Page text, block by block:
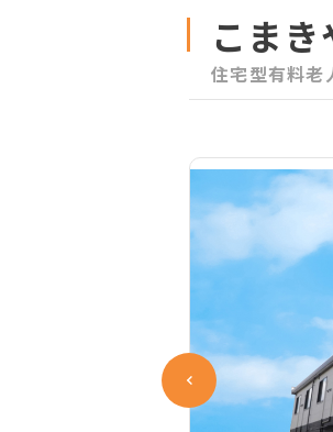
こま
住宅型有料老